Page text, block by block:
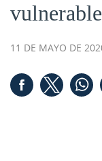
11 DE MAYO DE